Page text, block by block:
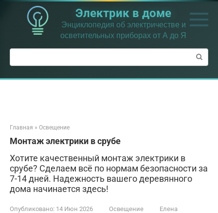
Перейти
контенту
Электрик в доме
Энциклопедия об электричестве и
осветительных приборах от А до Я
Поиск:
Главная » Освещение
Монтаж электрики в срубе
Хотите качественный монтаж электрики в
срубе? Сделаем всё по нормам безопасности за
7-14 дней. Надежность вашего деревянного
дома начинается здесь!
Опубликовано: 14 Июн 2026 Освещение
Елена